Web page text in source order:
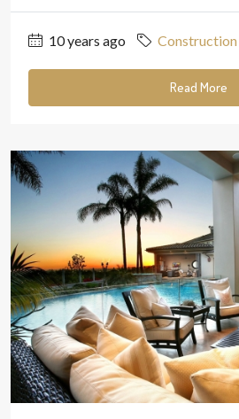
10 years ago Construction
Read More